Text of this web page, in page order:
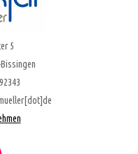
5